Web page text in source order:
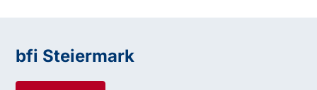
bfi Steiermark